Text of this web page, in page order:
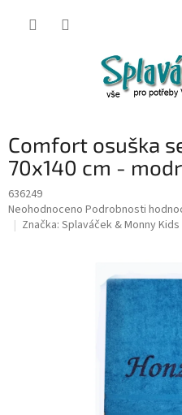
Comfort osuška
70x140 cm -
636249
Průměrné
hodnocení
Neohodnoceno Podrobnosti
Značka: Splaváček & Monny Kids